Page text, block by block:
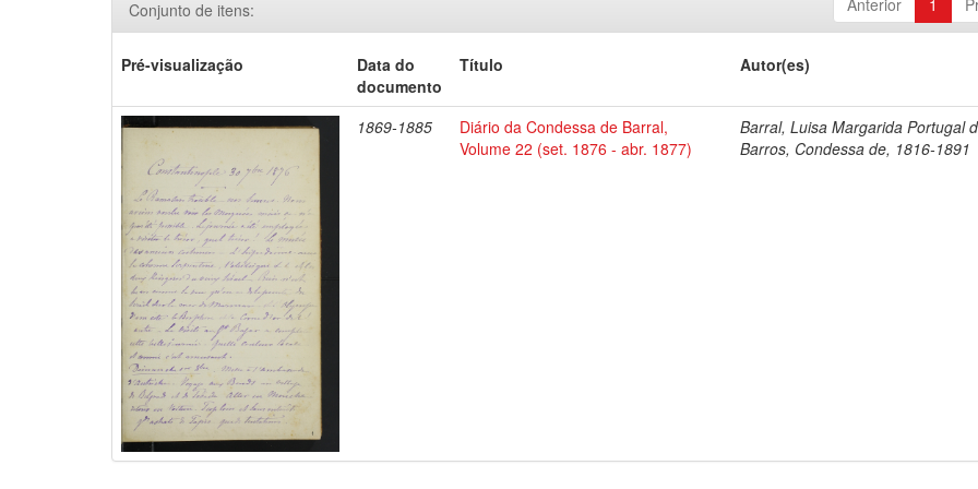
Anterior 1
Conjunto de itens:
Pré-visualização
Data do
documento
Título Autor(es)
1869-1885
Diário da Condessa de Barral,
Volume 22 (set. 1876 - abr. 1877)
Barral, Luisa Margarida Portugal
Barros, Condessa de, 1816-1891